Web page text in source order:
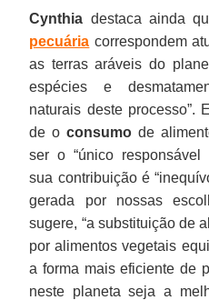
Cynthia destaca ainda
pecuária correspondem
as terras aráveis do
espécies e
naturais deste processo”.
de oconsumo de
ser o “único responsável
sua contribuição é
gerada por nossas
sugere, “a substituição de
por alimentos vegetais
a forma mais eficiente de
neste planeta seja a